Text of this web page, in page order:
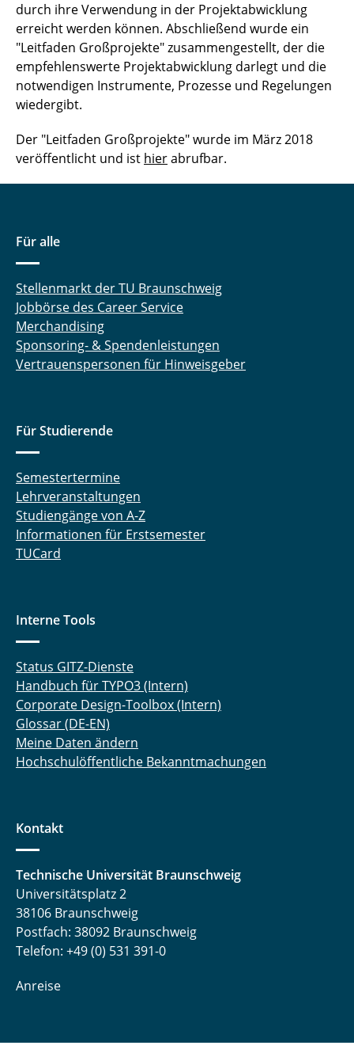
Wehranlagen Main und Lahn
Wohnraumförderung
Vergabemodelle im Krankenhausneubau
《 Zurück zu Forschung
durch ihre Verwendung in der Projektabwicklung
erreicht werden können. Abschließend wurde ein
"Leitfaden Großprojekte" zusammengestellt, der die
empfehlenswerte Projektabwicklung darlegt und die
notwendigen Instrumente, Prozesse und Regelungen
wiedergibt.
Der "Leitfaden Großprojekte" wurde im März 2018
veröffentlicht und ist hierabrufbar.
Für alle
Stellenmarkt der TU Braunschweig
Jobbörse des Career Service
Merchandising
Sponsoring- & Spendenleistungen
Vertrauenspersonen für Hinweisgeber
Für Studierende
Semestertermine
Lehrveranstaltungen
Studiengänge von A-Z
Informationen für Erstsemester
TUCard
Interne Tools
Status GITZ-Dienste
Handbuch für TYPO3 (Intern)
Corporate Design-Toolbox (Intern)
Glossar (DE-EN)
Meine Daten ändern
Hochschulöffentliche Bekanntmachungen
Kontakt
Technische Universität Braunschweig
Universitätsplatz 2
38106 Braunschweig
Postfach: 38092 Braunschweig
Telefon: +49 (0) 531 391-0
Anreise